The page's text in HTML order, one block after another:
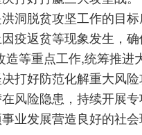
洞脱贫攻坚工作的目
疫返贫等现象发生，
造等重点工作,统筹推
打好防范化解重大风
风险隐患，持续开展
业发展营造良好的社会